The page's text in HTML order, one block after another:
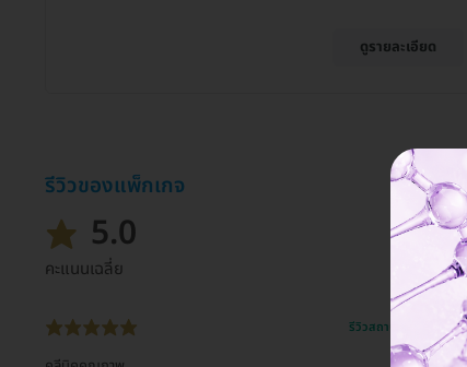
ดูรายละเอียด
รีวิวของแพ็กเกจ
5.0
คะแนนเฉลี่ย
รีวิวสถานที่ให้บริการ 🏥